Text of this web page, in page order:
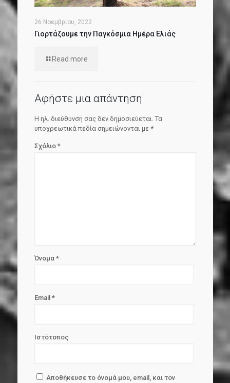
26 Νοεμβρίου, 2022
Γιορτάζουμε την Παγκόσμια Ημέρα Ελιάς
Read more
Αφήστε μια απάντηση
Η ηλ. διεύθυνση σας δεν δημοσιεύεται. Τα
υποχρεωτικά πεδία σημειώνονται με *
Σχόλιο *
Όνομα *
Email *
Ιστότοπος
Αποθήκευσε το όνομά μου, email, και τον